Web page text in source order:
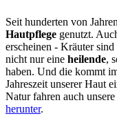
Seit hunderten von
Hautpflege genutzt.
erscheinen - Kräuter
nicht nur eine heilende,
haben. Und die kommt
Jahreszeit unserer Haut
Natur fahren auch
herunter.